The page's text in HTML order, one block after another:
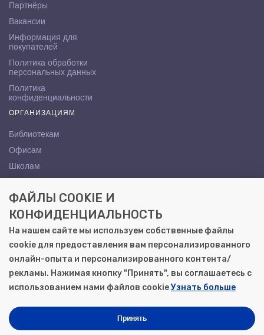
Партнёры
Вакансии
Информация для
покупателей
Политика обработки
персональных данных
Политика
конфиденциальности
ОРГАНИЗАЦИЯМ
Библиотекам
Офисам
Школам
КОНТАКТЫ
Саратов, ул. Осипова, 10А
+7 (8452) 72-65-65
gemera@moya-kniga.ru
Моя книга | Сеть книжных магазинов в Саратове
ФАЙЛЫ COOKIE И
КОНФИДЕНЦИАЛЬНОСТЬ
На нашем сайте мы используем собственные файлы
cookie для предоставления вам персонализированного
онлайн-опыта и персонализированного контента/
рекламы. Нажимая кнопку "Принять", вы соглашаетесь с
использованием нами файлов cookieУзнать больше
Принять